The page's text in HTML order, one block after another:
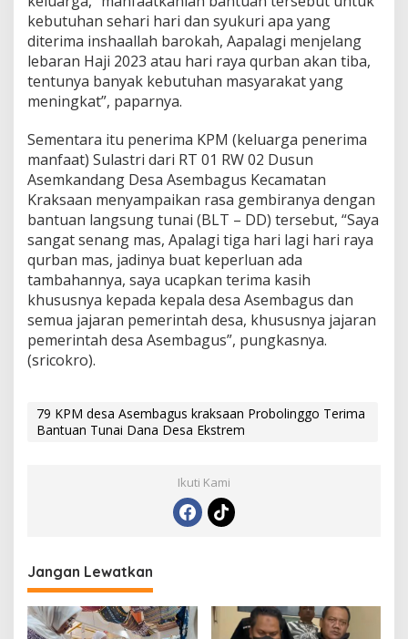
kebutuhan sehari hari dan syukuri apa yang
diterima inshaallah barokah, Aapalagi menjelang
lebaran Haji 2023 atau hari raya qurban akan tiba,
tentunya banyak kebutuhan masyarakat yang
meningkat”, paparnya.
Sementara itu penerima KPM (keluarga penerima
manfaat) Sulastri dari RT 01 RW 02 Dusun
Asemkandang Desa Asembagus Kecamatan
Kraksaan menyampaikan rasa gembiranya dengan
bantuan langsung tunai (BLT – DD) tersebut, “Saya
sangat senang mas, Apalagi tiga hari lagi hari raya
qurban mas, jadinya buat keperluan ada
tambahannya, saya ucapkan terima kasih
khususnya kepada kepala desa Asembagus dan
semua jajaran pemerintah desa, khususnya jajaran
pemerintah desa Asembagus”, pungkasnya.
(sricokro).
79 KPM desa Asembagus kraksaan Probolinggo Terima
Bantuan Tunai Dana Desa Ekstrem
Ikuti Kami
Jangan Lewatkan